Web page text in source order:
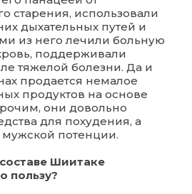
старения, использовали
дыхательных путей и
из него лечили больную
поддерживали
тяжелой болезни. Да и
продается немалое
продуктов на основе
они довольно
для похудения, а
потенции.
Шиитаке
пользу?